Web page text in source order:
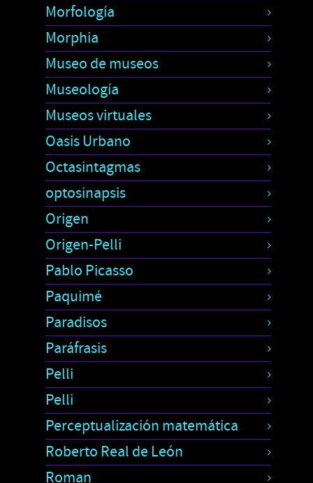
Morfología
Morphia
Museo de museos
Museología
Museos virtuales
Oasis Urbano
Octasintagmas
optosinapsis
Origen
Origen-Pelli
Pablo Picasso
Paquimé
Paradisos
Paráfrasis
Pelli
Pelli
Perceptualización matemática
Roberto Real de León
Roman